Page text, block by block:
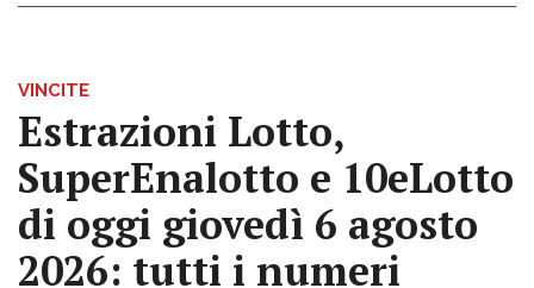
VINCITE
Estrazioni Lotto,
SuperEnalotto e 10eLotto
di oggi giovedì 6 agosto
2026: tutti i numeri